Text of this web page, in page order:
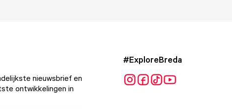
nieuwsbrief en
ontwikkelingen in
#ExploreBreda